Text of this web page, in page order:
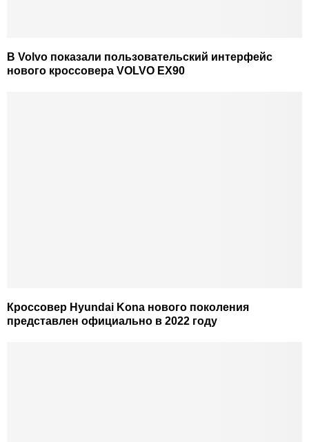
В Volvo показали пользовательский интерфейс
нового кроссовера VOLVO EX90
Кроссовер Hyundai Kona нового поколения
представлен официально в 2022 году